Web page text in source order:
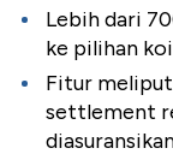
Lebih dari
ke pilihan
Fitur
settlement